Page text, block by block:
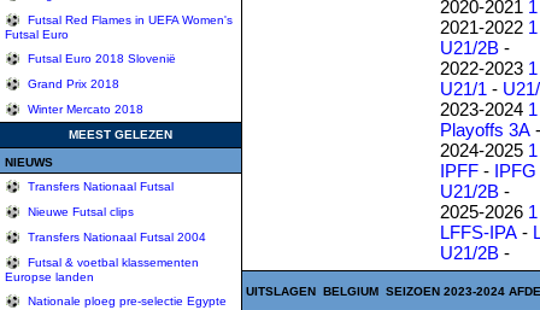
Futsal Red Flames in UEFA Women's
Futsal Euro
Futsal Euro 2018 Slovenië
Grand Prix 2018
Winter Mercato 2018
MEEST GELEZEN
NIEUWS
Transfers Nationaal Futsal
Nieuwe Futsal clips
Transfers Nationaal Futsal 2004
Futsal & voetbal klassementen
Europse landen
Nationale ploeg pre-selectie Egypte
2020-2021 1
2021-2022 1
U21/2B -
2022-2023 1
U21/1 -
2023-2024 1
Playoffs 3A
2024-2025 1
IPFF - IPFG
U21/2B -
2025-2026 1
LFFS-IPA -
U21/2B -
UITSLAGEN BELGIUM SEIZOEN 2023-2024